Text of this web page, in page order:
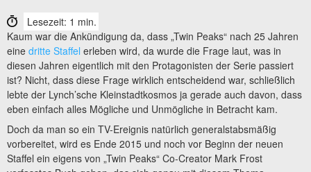
Lesezeit: 1 min.
Kaum war die Ankündigung da, dass „Twin Peaks“ nach 25 Jahren
eine dritte Staffel erleben wird, da wurde die Frage laut, was in
diesen Jahren eigentlich mit den Protagonisten der Serie passiert
ist? Nicht, dass diese Frage wirklich entscheidend war, schließlich
lebte der Lynch’sche Kleinstadtkosmos ja gerade auch davon, dass
eben einfach alles Mögliche und Unmögliche in Betracht kam.
Doch da man so ein TV-Ereignis natürlich generalstabsmäßig
vorbereitet, wird es Ende 2015 und noch vor Beginn der neuen
Staffel ein eigens von „Twin Peaks“ Co-Creator Mark Frost